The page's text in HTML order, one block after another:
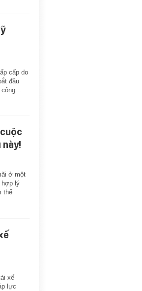
cấp do
đầu
ở một
hợp lý
thế
xế
lực